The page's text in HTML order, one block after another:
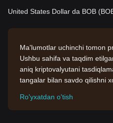
United States Dollar da BOB
Ma'lumotlar uchinchi tomon
Ushbu sahifa va taqdim
aniq kriptovalyutani
tangalar bilan savdo qilishni
Ro'yxatdan o'tish